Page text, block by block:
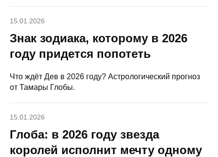
15.01.2026
Знак зодиака, которому в 2026
году придется попотеть
Что ждёт Дев в 2026 году? Астрологический прогноз
от Тамары Глобы.
15.01.2026
Глоба: в 2026 году звезда
королей исполнит мечту одному